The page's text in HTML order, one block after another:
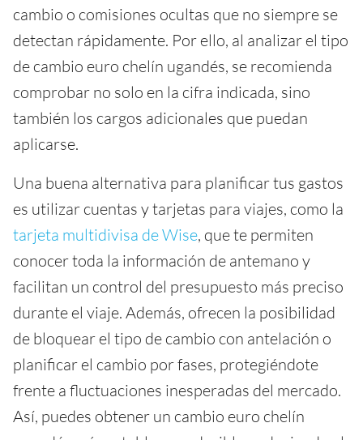
cambio o comisiones ocultas que no siempre se
detectan rápidamente. Por ello, al analizar el tipo
de cambio euro chelín ugandés, se recomienda
comprobar no solo en la cifra indicada, sino
también los cargos adicionales que puedan
aplicarse.
Una buena alternativa para planificar tus gastos
es utilizar cuentas y tarjetas para viajes, como la
tarjeta multidivisa de Wise, que te permiten
conocer toda la información de antemano y
facilitan un control del presupuesto más preciso
durante el viaje. Además, ofrecen la posibilidad
de bloquear el tipo de cambio con antelación o
planificar el cambio por fases, protegiéndote
frente a fluctuaciones inesperadas del mercado.
Así, puedes obtener un cambio euro chelín